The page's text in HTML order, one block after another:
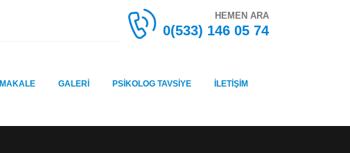
HEMEN ARA
0(533) 146 05 74
MAKALE GALERI PSIKOLOG TAVSIYE İLETIŞIM